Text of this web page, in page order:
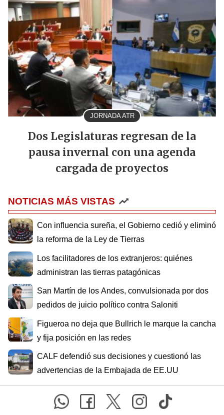
JORNADA ATR
Dos Legislaturas regresan de la
pausa invernal con una agenda
cargada de proyectos
NOTICIAS MÁS VISTAS
Con influencia sureña, el Gobierno cedió y eliminó
la reforma de la Ley de Tierras
Los facilitadores de los extranjeros: quiénes
administran las tierras patagónicas
San Martín de los Andes, convulsionada por dos
pedidos de juicio político contra Saloniti
Figueroa no deja que Bullrich le marque la cancha
y fija posición en las redes
CALF defendió sus decisiones y cuestionó las
advertencias de la Embajada de EE.UU